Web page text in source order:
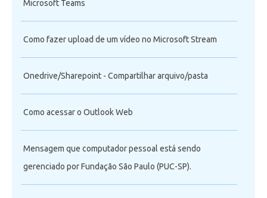
Microsoft Teams
Como fazer upload de um vídeo no Microsoft Stream
Onedrive/Sharepoint - Compartilhar arquivo/pasta
Como acessar o Outlook Web
Mensagem que computador pessoal está sendo
gerenciado por Fundação São Paulo (PUC-SP).